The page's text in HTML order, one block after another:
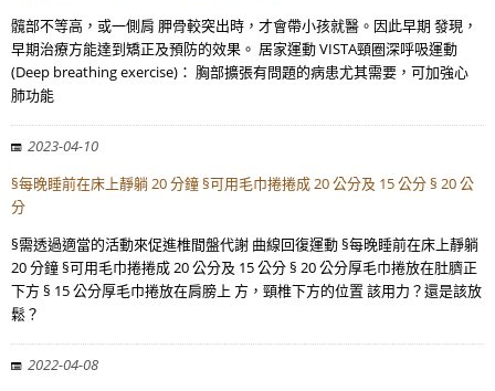
髖部不等高，或一側肩 胛骨較突出時，才會帶小孩就醫。因此早期 發現，
早期治療方能達到矯正及預防的效果。 居家運動 VISTA頸圈深呼吸運動
(Deep breathing exercise)： 胸部擴張有問題的病患尤其需要，可加強心
肺功能
2023-04-10
§每晚睡前在床上靜躺 20 分鐘 §可用毛巾捲捲成 20 公分及 15 公分 § 20 公
分
§需透過適當的活動來促進椎間盤代謝 曲線回復運動 §每晚睡前在床上靜躺
20 分鐘 §可用毛巾捲捲成 20 公分及 15 公分 § 20 公分厚毛巾捲放在肚臍正
下方 § 15 公分厚毛巾捲放在肩膀上 方，頸椎下方的位置 該用力？還是該放
鬆？
2022-04-08